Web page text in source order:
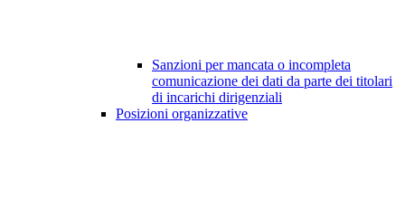
Sanzioni per mancata o incompleta
comunicazione dei dati da parte dei titolari
di incarichi dirigenziali
Posizioni organizzative